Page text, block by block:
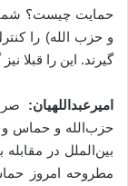
حمایت چیست؟
و حزب الله) را
گیرند. این را قبلا
امیرعبداللهیان:
حزب‌الله و حماس و
بین‌الملل در
مطروحه امروز